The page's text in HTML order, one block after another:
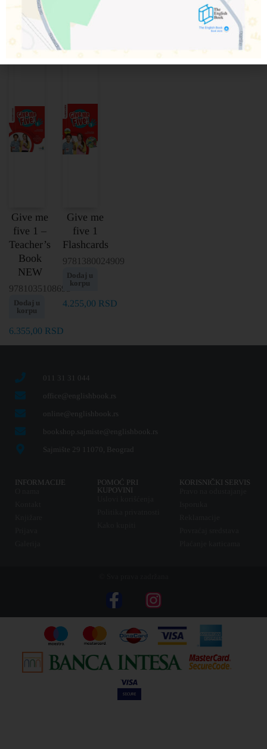
Povezani proizvodi
Give me
five 1 –
Teacher’s
Book
NEW
9781035108695
Dodaj u
korpu
6.355,00 RSD
Give me
five 1
Flashcards
9781380024909
Dodaj u
korpu
4.255,00 RSD
011 31 31 044
office@englishbook.rs
online@englishbook.rs
bookshop.sajmiste@englishbook.rs
Sajmište 29 11070, Beograd
INFORMACIJE
POMOĆ PRI
KUPOVINI
KORISNIČKI SERVIS